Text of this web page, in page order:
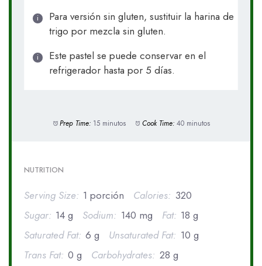
Para versión sin gluten, sustituir la harina de
trigo por mezcla sin gluten.
Este pastel se puede conservar en el
refrigerador hasta por 5 días.
Prep Time: 15 minutos Cook Time: 40 minutos
NUTRITION
Serving Size: 1 porción Calories: 320
Sugar: 14 g Sodium: 140 mg Fat: 18 g
Saturated Fat: 6 g Unsaturated Fat: 10 g
Trans Fat: 0 g Carbohydrates: 28 g